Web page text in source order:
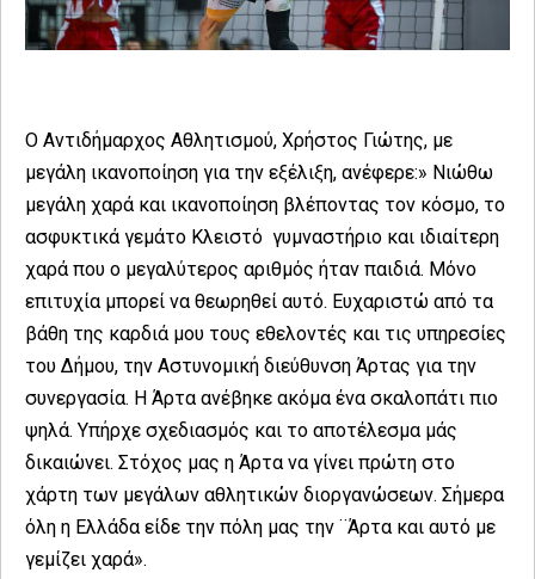
Ο Αντιδήμαρχος Αθλητισμού, Χρήστος Γιώτης, με
μεγάλη ικανοποίηση για την εξέλιξη, ανέφερε:» Νιώθω
μεγάλη χαρά και ικανοποίηση βλέποντας τον κόσμο, το
ασφυκτικά γεμάτο Κλειστό γυμναστήριο και ιδιαίτερη
χαρά που ο μεγαλύτερος αριθμός ήταν παιδιά. Μόνο
επιτυχία μπορεί να θεωρηθεί αυτό. Ευχαριστώ από τα
βάθη της καρδιά μου τους εθελοντές και τις υπηρεσίες
του Δήμου, την Αστυνομική διεύθυνση Άρτας για την
συνεργασία. Η Άρτα ανέβηκε ακόμα ένα σκαλοπάτι πιο
ψηλά. Υπήρχε σχεδιασμός και το αποτέλεσμα μάς
δικαιώνει. Στόχος μας η Άρτα να γίνει πρώτη στο
χάρτη των μεγάλων αθλητικών διοργανώσεων. Σήμερα
όλη η Ελλάδα είδε την πόλη μας την ¨Άρτα και αυτό με
γεμίζει χαρά».